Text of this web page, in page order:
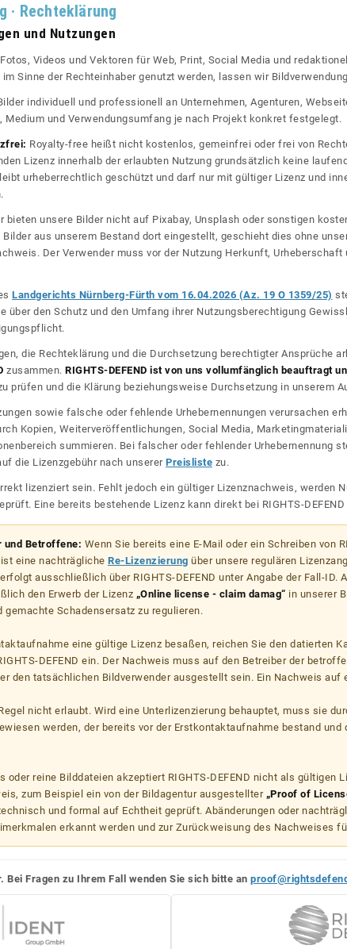
· Rechteklärung
und Nutzungen
Videos und Vektoren für Web, Print, Social Media und
Sinne der Rechteinhaber genutzt werden, lassen wir
individuell und professionell an Unternehmen, Agenturen,
Medium und Verwendungsumfang je nach Projekt konkret festgelegt.
Royalty-free heißt nicht kostenlos, gemeinfrei oder frei von
Lizenz innerhalb der erlaubten Nutzung grundsätzlich keine
urheberrechtlich geschützt und darf nur mit gültiger Lizenz und
bieten unsere Bilder nicht auf Pixabay, Unsplash oder sonstigen
aus unserem Bestand dort eingestellt, geschieht dies ohne
Der Verwender muss vor der Nutzung Herkunft,
Landgerichts Nürnberg-Fürth vom 16.04.2026 (Az. 19 O 1359/25)
über den Schutz und den Umfang ihrer Nutzungsberechtigung
die Rechteklärung und die Durchsetzung berechtigter Ansprüche
zusammen. RIGHTS-DEFEND ist von uns vollumfänglich beauftragt
prüfen und die Klärung beziehungsweise Durchsetzung in unserem
sowie falsche oder fehlende Urhebernennungen verursachen
Kopien, Weiterveröffentlichungen, Social Media,
summieren. Bei falscher oder fehlender Urhebernennung
die Lizenzgebühr nach unserer Preisliste zu.
lizenziert sein. Fehlt jedoch ein gültiger Lizenznachweis, werden
Eine bereits bestehende Lizenz kann direkt bei RIGHTS-
und Betroffene: Wenn Sie bereits eine E-Mail oder ein Schreiben von
eine nachträgliche Re-Lizenzierung über unsere regulären
ausschließlich über RIGHTS-DEFEND unter Angabe der Fall-ID.
den Erwerb der Lizenz „Online license - claim damag“ in unserer
gemachte Schadensersatz zu regulieren.
eine gültige Lizenz besaßen, reichen Sie den datierten
DEFEND ein. Der Nachweis muss auf den Betreiber der
den tatsächlichen Bildverwender ausgestellt sein. Ein Nachweis auf
nicht erlaubt. Wird eine Unterlizenzierung behauptet, muss sie
werden, der bereits vor der Erstkontaktaufnahme bestand und
oder reine Bilddateien akzeptiert RIGHTS-DEFEND nicht als gültigen
zum Beispiel ein von der Bildagentur ausgestellter „Proof of
und formal auf Echtheit geprüft. Abänderungen oder
erkannt werden und zur Zurückweisung des Nachweises
Fragen zu Ihrem Fall wenden Sie sich bitte an